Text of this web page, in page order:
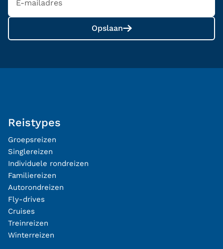
Opslaan
Reistypes
Groepsreizen
Singlereizen
Individuele rondreizen
Familiereizen
Autorondreizen
Fly-drives
Cruises
Treinreizen
Winterreizen